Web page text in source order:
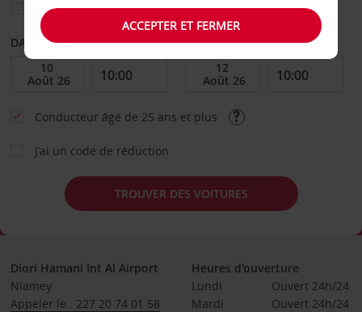
Sélectionnez une autre agence de retour
DATE DE DÉBUT DATE DE FIN
Conducteur âgé de 25 ans et plus
J’ai un code de réduction
TROUVER DES VOITURES
Diori Hamani Int Al Airport
Niamey
Appeler le : 227 20 74 01 58
Heures d'ouverture
Lundi
Ouvert 24h/24
Mardi
Ouvert 24h/24
ACCEPTER ET FERMER